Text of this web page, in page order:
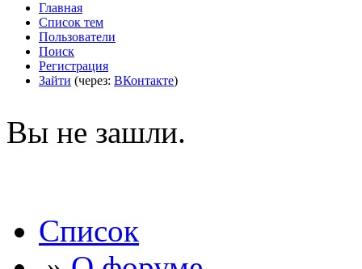
Главная
Список тем
Пользователи
Поиск
Регистрация
Зайти (через: ВКонтакте)
Вы не зашли.
Список